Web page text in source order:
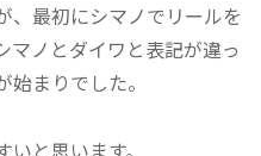
、最初にシマノでリールを
マノとダイワと表記が違っ
まりでした。
と思います。